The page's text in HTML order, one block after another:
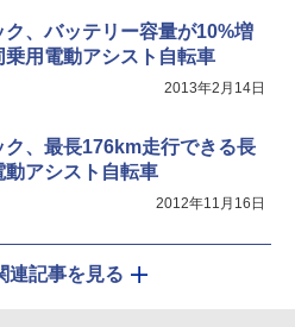
ク、バッテリー容量が10%増
乗用電動アシスト自転車
2013年2月14日
ク、最長176km走行できる長
動アシスト自転車
2012年11月16日
連記事を見る